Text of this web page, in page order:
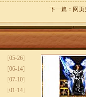
下一篇： 网
[05-26]
[06-14]
[07-10]
[01-14]